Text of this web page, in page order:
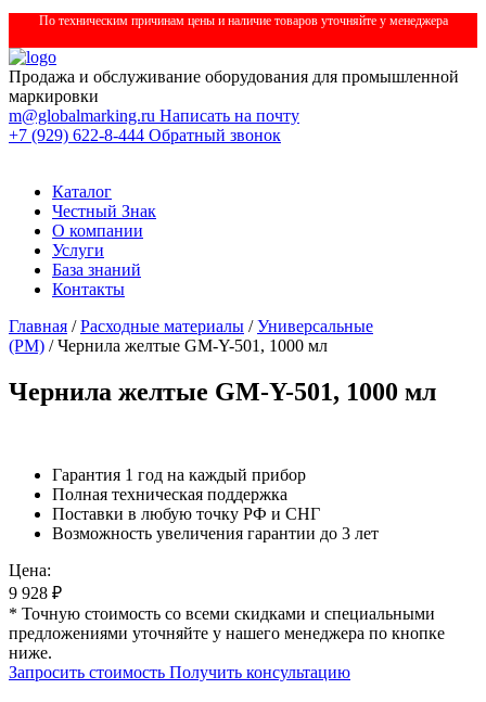
По техническим причинам цены и наличие товаров уточняйте у менеджера
Продажа и обслуживание оборудования для промышленной
маркировки
m@globalmarking.ru Написать на почту
+7 (929) 622-8-444 Обратный звонок
Каталог
Честный Знак
О компании
Услуги
База знаний
Контакты
Главная /Расходные материалы /Универсальные
(РМ) / Чернила желтые GM-Y-501, 1000 мл
Чернила желтые GM-Y-501, 1000 мл
Гарантия 1 год на каждый прибор
Полная техническая поддержка
Поставки в любую точку РФ и СНГ
Возможность увеличения гарантии до 3 лет
Цена:
9 928 ₽
* Точную стоимость со всеми скидками и специальными
предложениями уточняйте у нашего менеджера по кнопке
ниже.
Запросить стоимость Получить консультацию